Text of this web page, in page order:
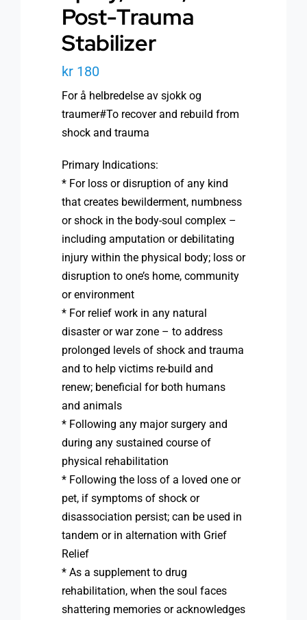
Post-Trauma
Stabilizer
kr 180
For å helbredelse av sjokk og
traumer#To recover and rebuild from
shock and trauma
Primary Indications:
* For loss or disruption of any kind
that creates bewilderment, numbness
or shock in the body-soul complex –
including amputation or debilitating
injury within the physical body; loss or
disruption to one’s home, community
or environment
* For relief work in any natural
disaster or war zone – to address
prolonged levels of shock and trauma
and to help victims re-build and
renew; beneficial for both humans
and animals
* Following any major surgery and
during any sustained course of
physical rehabilitation
* Following the loss of a loved one or
pet, if symptoms of shock or
disassociation persist; can be used in
tandem or in alternation with Grief
Relief
* As a supplement to drug
rehabilitation, when the soul faces
shattering memories or acknowledges